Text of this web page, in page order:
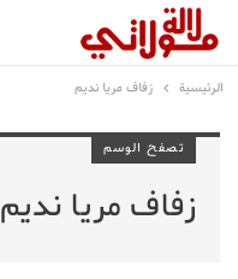
الرئيسية زفاف مريا نديم
تصفح الوسم
زفاف مريا نديم